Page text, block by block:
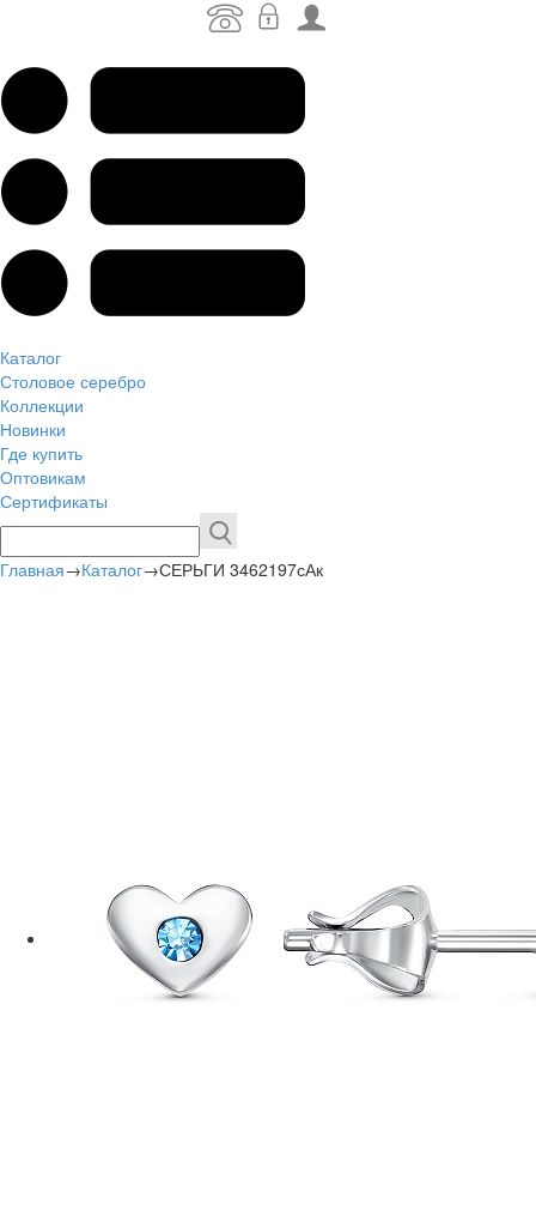
Каталог
Столовое серебро
Коллекции
Новинки
Где купить
Оптовикам
Сертификаты
Главная→Каталог→СЕРЬГИ 3462197сАк